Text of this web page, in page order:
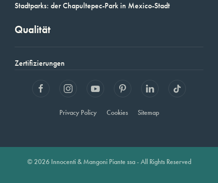
Stadtparks: der Chapultepec-Park in Mexico-Stadt
Qualität
Zertifizierungen
Privacy Policy Cookies Sitemap
© 2026 Innocenti & Mangoni Piante ssa - All Rights Reserved